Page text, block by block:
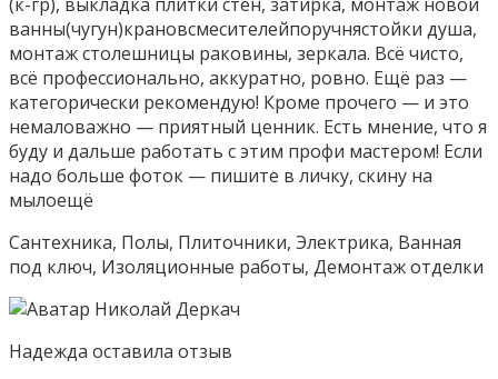
ванны(чугун)крановсмесителейпоручнястойки душа,
монтаж столешницы раковины, зеркала. Всё чисто,
всё профессионально, аккуратно, ровно. Ещё раз —
категорически рекомендую! Кроме прочего — и это
немаловажно — приятный ценник. Есть мнение, что я
буду и дальше работать с этим профи мастером! Если
надо больше фоток — пишите в личку, скину на
мылоещё
Сантехника, Полы, Плиточники, Электрика, Ванная
под ключ, Изоляционные работы, Демонтаж отделки
Надежда оставилa отзыв